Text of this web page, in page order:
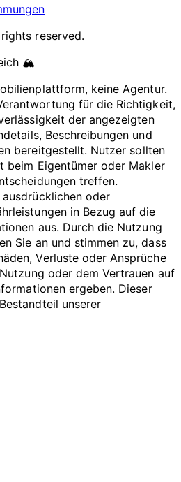
reserved.
🏔️
keine Agentur.
für die Richtigkeit,
der angezeigten
Beschreibungen und
bereitgestellt. Nutzer sollten
beim Eigentümer oder Makler
treffen.
oder
in Bezug auf die
aus. Durch die Nutzung
Sie an und stimmen zu, dass
Verluste oder Ansprüche
oder dem Vertrauen auf
ergeben. Dieser
unserer